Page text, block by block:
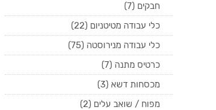
חבקים (7)
כלי עבודה מטיטניום (22)
כלי עבודה מנירוסטה (75)
כרטיס מתנה (7)
מכסחות דשא (3)
מפוח / שואב עלים (2)